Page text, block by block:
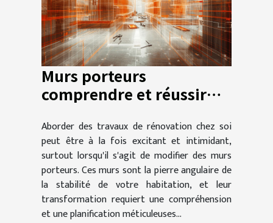
Murs porteurs
comprendre et réussir
vos travaux de
rénovation
Aborder des travaux de rénovation chez soi
peut être à la fois excitant et intimidant,
surtout lorsqu'il s'agit de modifier des murs
porteurs. Ces murs sont la pierre angulaire de
la stabilité de votre habitation, et leur
transformation requiert une compréhension
et une planification méticuleuses...